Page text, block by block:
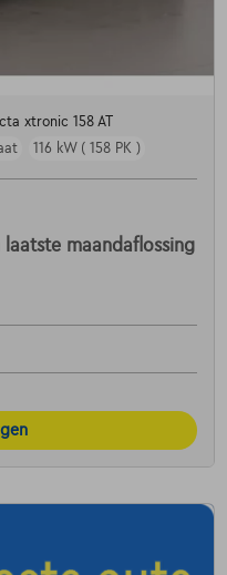
xtronic 158 AT
116 kW ( 158 PK )
laatste maandaflossing